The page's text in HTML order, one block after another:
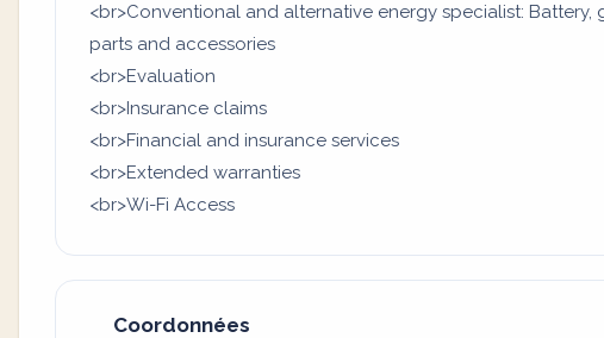
<br>Conventional and alternative energy specialist:
parts and accessories
<br>Evaluation
<br>Insurance claims
<br>Financial and insurance services
<br>Extended warranties
<br>Wi-Fi Access
Coordonnées